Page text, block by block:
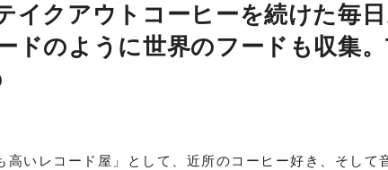
イクアウトコーヒーを続けた毎
ドのように世界のフードも収集
高いレコード屋」として、近所のコーヒー好き、そして